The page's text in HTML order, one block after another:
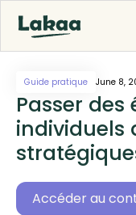
Guide pratique June 8,
Passer des
individuels
Accéder au